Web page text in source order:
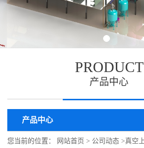
PRODUCT
产品中心
产品中心
您当前的位置： 网站首页 > 公司动态 >真空